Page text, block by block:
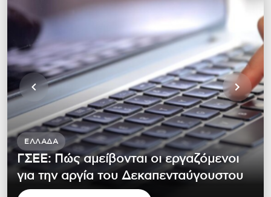
ΕΛΛΆΔΑ
ΓΣΕΕ: Πώς αμείβονται οι εργαζόμενοι
για την αργία του Δεκαπενταύγουστου